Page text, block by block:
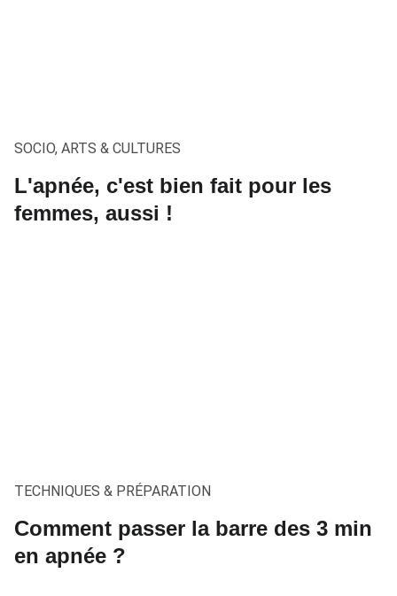
SOCIO, ARTS & CULTURES
L'apnée, c'est bien fait pour les
femmes, aussi !
TECHNIQUES & PRÉPARATION
Comment passer la barre des 3 min
en apnée ?